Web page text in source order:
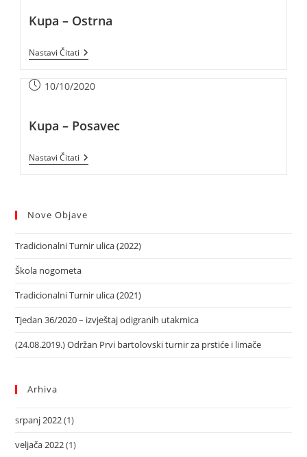
Kupa – Ostrna
Nastavi Čitati
10/10/2020
Kupa – Posavec
Nastavi Čitati
Nove Objave
Tradicionalni Turnir ulica (2022)
Škola nogometa
Tradicionalni Turnir ulica (2021)
Tjedan 36/2020 – izvještaj odigranih utakmica
(24.08.2019.) Održan Prvi bartolovski turnir za prstiće i limače
Arhiva
srpanj 2022(1)
veljača 2022(1)